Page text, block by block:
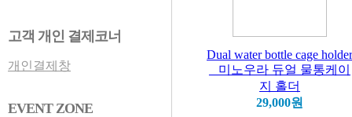
고객 개인 결제코너
개인결제창
EVENT ZONE
Dual water bottle cage holder
_ 미노우라 듀얼 물통케이
지 홀더
29,000원